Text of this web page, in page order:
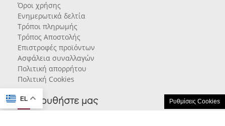
EL Ρυθμίσεις Cookies
Όροι χρήσης
Ενημερωτικά δελτία
Τρόποι πληρωμής
Τρόπος Αποστολής
Επιστροφές προϊόντων
Ασφάλεια συναλλαγών
Πολιτική απορρήτου
Πολιτική Cookies
Ακολουθήστε μας